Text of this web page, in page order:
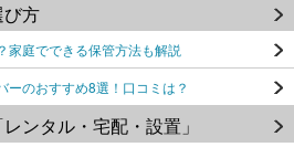
方
家庭でできる保管方法も解説
ーのおすすめ8選！口コミは？
ンタル・宅配・設置」